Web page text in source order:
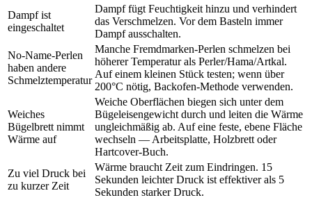
Dampf ist
eingeschaltet
Dampf fügt Feuchtigkeit hinzu und verhindert
das Verschmelzen. Vor dem Basteln immer
Dampf ausschalten.
No-Name-Perlen
haben andere
Schmelztemperatur
Manche Fremdmarken-Perlen schmelzen bei
höherer Temperatur als Perler/Hama/Artkal.
Auf einem kleinen Stück testen; wenn über
200°C nötig, Backofen-Methode verwenden.
Weiches
Bügelbrett nimmt
Wärme auf
Weiche Oberflächen biegen sich unter dem
Bügeleisengewicht durch und leiten die Wärme
ungleichmäßig ab. Auf eine feste, ebene Fläche
wechseln — Arbeitsplatte, Holzbrett oder
Hartcover-Buch.
Zu viel Druck bei
zu kurzer Zeit
Wärme braucht Zeit zum Eindringen. 15
Sekunden leichter Druck ist effektiver als 5
Sekunden starker Druck.